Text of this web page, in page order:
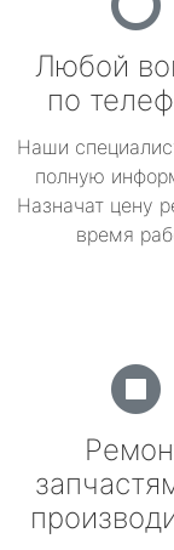
Любой
по
Наши
полную
Назначат цену
время